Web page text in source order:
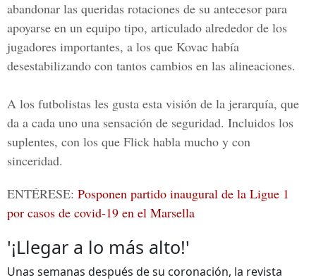
abandonar las queridas rotaciones de su antecesor para
apoyarse en un equipo tipo, articulado alrededor de los
jugadores importantes, a los que Kovac había
desestabilizando con tantos cambios en las alineaciones.
A los futbolistas les gusta esta visión de la jerarquía, que
da a cada uno una sensación de seguridad. Incluidos los
suplentes, con los que Flick habla mucho y con
sinceridad.
ENTÉRESE: Posponen partido inaugural de la Ligue 1
por casos de covid-19 en el Marsella
'¡Llegar a lo más alto!'
Unas semanas después de su coronación, la revista